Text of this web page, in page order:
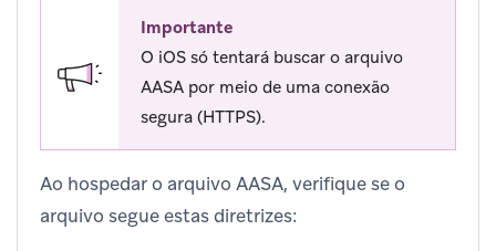
Importante
O iOS só tentará buscar o arquivo
AASA por meio de uma conexão
segura (HTTPS).
Ao hospedar o arquivo AASA, verifique se o
arquivo segue estas diretrizes: